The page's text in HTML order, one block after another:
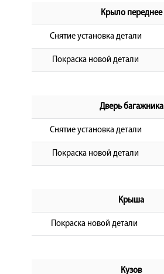
Крыло переднее
Снятие установка детали
Покраска новой детали
Дверь багажника
Снятие установка детали
Покраска новой детали
Крыша
Покраска новой детали
Кузов